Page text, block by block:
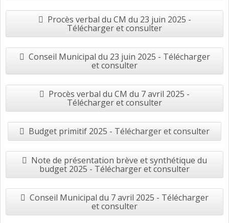
Procès verbal du CM du 23 juin 2025 -
Télécharger et consulter
Conseil Municipal du 23 juin 2025 - Télécharger
et consulter
Procès verbal du CM du 7 avril 2025 -
Télécharger et consulter
Budget primitif 2025 - Télécharger et consulter
Note de présentation brève et synthétique du
budget 2025 - Télécharger et consulter
Conseil Municipal du 7 avril 2025 - Télécharger
et consulter